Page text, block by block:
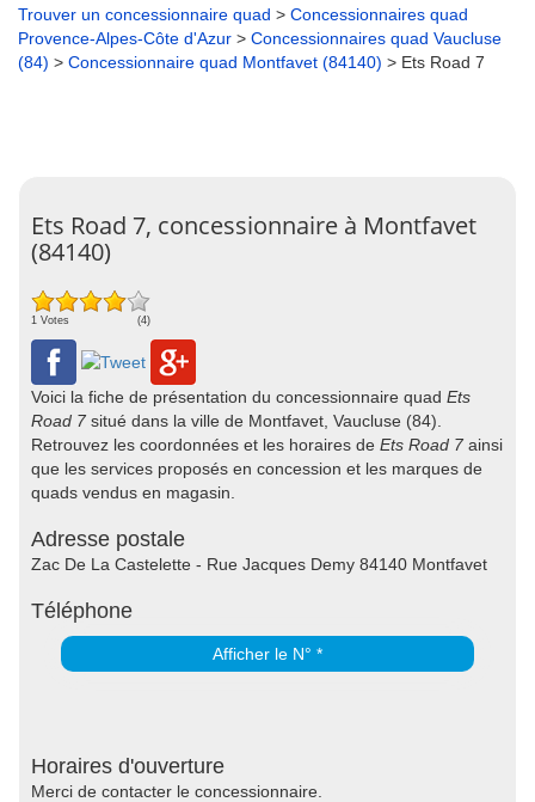
Trouver un concessionnaire quad > Concessionnaires quad
Provence-Alpes-Côte d'Azur > Concessionnaires quad Vaucluse
(84) > Concessionnaire quad Montfavet (84140) > Ets Road 7
Ets Road 7, concessionnaire à Montfavet
(84140)
1 Votes (4)
Voici la fiche de présentation du concessionnaire quad Ets
Road 7 situé dans la ville de Montfavet, Vaucluse (84).
Retrouvez les coordonnées et les horaires de Ets Road 7 ainsi
que les services proposés en concession et les marques de
quads vendus en magasin.
Adresse postale
Zac De La Castelette - Rue Jacques Demy 84140 Montfavet
Téléphone
Afficher le N° *
Horaires d'ouverture
Merci de contacter le concessionnaire.